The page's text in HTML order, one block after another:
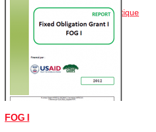
Projets par Thématique
Actualités
FOG I